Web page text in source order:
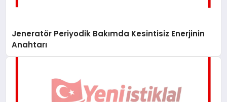
Jeneratör Periyodik Bakımda Kesintisiz Enerjinin
Anahtarı